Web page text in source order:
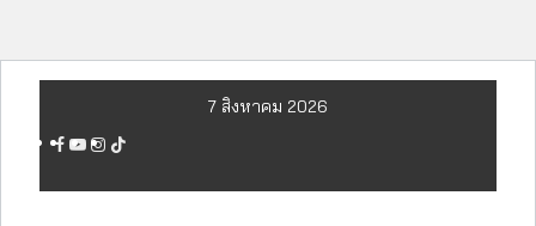
content
7 สิงหาคม 2026
facebook
youtube
instagram
tiktok